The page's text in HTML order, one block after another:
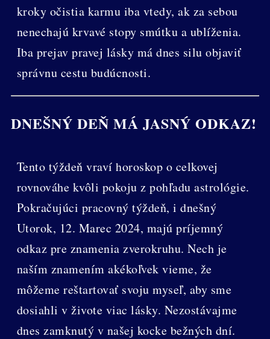
kroky očistia karmu iba vtedy, ak za sebou
nenechajú krvavé stopy smútku a ublíženia.
Iba prejav pravej lásky má dnes silu objaviť
správnu cestu budúcnosti.
DNEŠNÝ DEŇ MÁ JASNÝ ODKAZ!
Tento týždeň vraví horoskop o celkovej
rovnováhe kvôli pokoju z pohľadu astrológie.
Pokračujúci pracovný týždeň, i dnešný
Utorok, 12. Marec 2024, majú príjemný
odkaz pre znamenia zverokruhu. Nech je
naším znamením akékoľvek vieme, že
môžeme reštartovať svoju myseľ, aby sme
dosiahli v živote viac lásky. Nezostávajme
dnes zamknutý v našej kocke bežných dní.